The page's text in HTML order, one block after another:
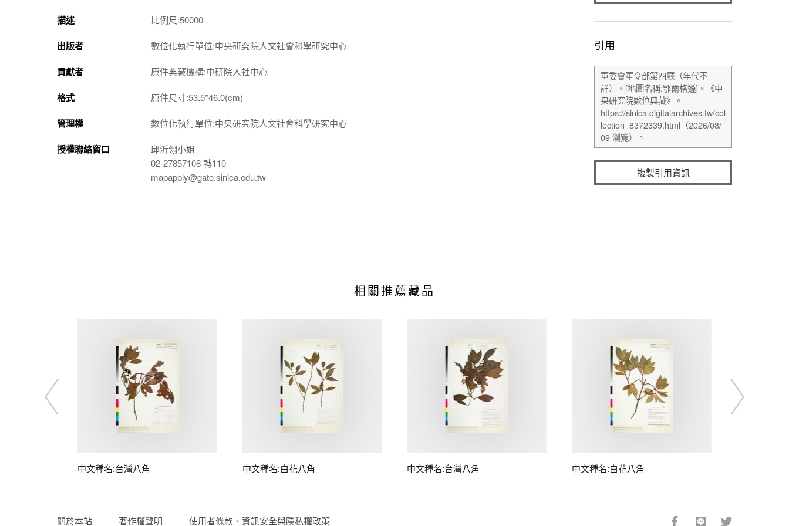
描述
比例尺:50000
出版者 數位化執行單位:中央研究院人文社會科學研究中心
貢獻者 原件典藏機構:中研院人社中心
格式 原件尺寸:53.5*46.0(cm)
管理權 數位化執行單位:中央研究院人文社會科學研究中心
授權聯絡窗口
邱沂翎小姐
02-27857108 轉110
mapapply@gate.sinica.edu.tw
引用
複製引用資訊
相關推薦藏品
中文種名:台灣八角 中文種名:白花八角 中文種名:台灣八角 中文種名:白花八角
關於本站 著作權聲明 使用者條款、資訊安全與隱私權政策